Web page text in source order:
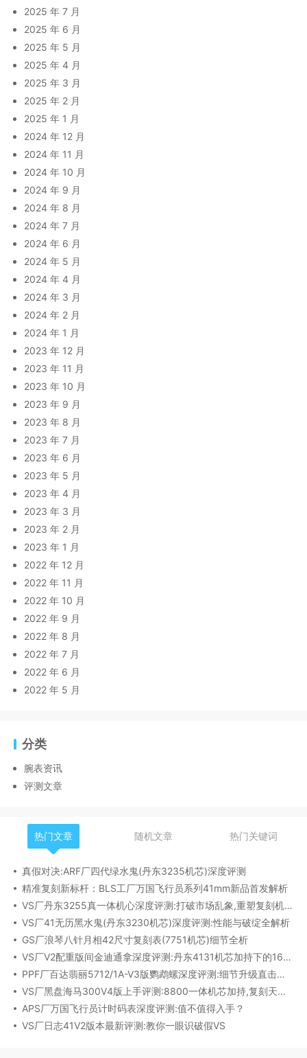
2025 年 7 月
2025 年 6 月
2025 年 5 月
2025 年 4 月
2025 年 3 月
2025 年 2 月
2025 年 1 月
2024 年 12 月
2024 年 11 月
2024 年 10 月
2024 年 9 月
2024 年 8 月
2024 年 7 月
2024 年 6 月
2024 年 5 月
2024 年 4 月
2024 年 3 月
2024 年 2 月
2024 年 1 月
2023 年 12 月
2023 年 11 月
2023 年 10 月
2023 年 9 月
2023 年 8 月
2023 年 7 月
2023 年 6 月
2023 年 5 月
2023 年 4 月
2023 年 3 月
2023 年 2 月
2023 年 1 月
2022 年 12 月
2022 年 11 月
2022 年 10 月
2022 年 9 月
2022 年 8 月
2022 年 7 月
2022 年 6 月
2022 年 5 月
分类
腕表资讯
评测文章
热门文章 随机文章 热门关键词
真假对决:ARF厂四代绿水鬼(丹东3235机芯)深度评测
精准复刻新标杆：BLS工厂万国飞行员系列41mm新品首发解析
VS厂丹东3255真一体机心深度评测:打破市场乱象,重塑复刻机芯新标杆​
VS厂41无历黑水鬼(丹东3230机芯)深度评测:性能与破绽全解析
GS厂浪琴八针月相42尺寸复刻表(7751机芯)细节全析
VS厂V2配重版间金迪通拿深度评测:丹东4131机芯加持下的165克精密之作​
PPF厂百达翡丽5712/1A-V3版鹦鹉螺深度评测:细节升级直击正品
VS厂黑盘海马300V4版上手评测:8800一体机芯加持,复刻天花板实至名归?
APS厂万国飞行员计时码表深度评测:值不值得入手？
VS厂日志41V2版本最新评测:教你一眼识破假VS